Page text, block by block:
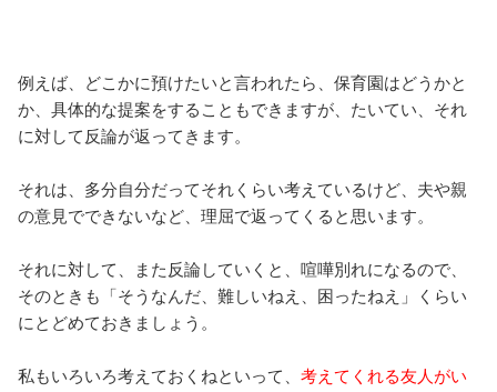
例えば、どこかに預けたいと言われたら、保育園はどうかと
か、具体的な提案をすることもできますが、たいてい、それ
に対して反論が返ってきます。
それは、多分自分だってそれくらい考えているけど、夫や親
の意見でできないなど、理屈で返ってくると思います。
それに対して、また反論していくと、喧嘩別れになるので、
そのときも「そうなんだ、難しいねえ、困ったねえ」くらい
にとどめておきましょう。
私もいろいろ考えておくねといって、 考えてくれる友人がい